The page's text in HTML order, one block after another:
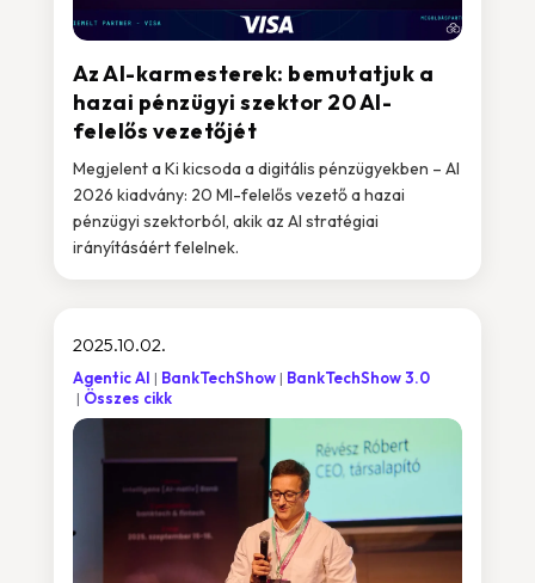
Az AI-karmesterek: bemutatjuk a
hazai pénzügyi szektor 20 AI-
felelős vezetőjét
Megjelent a Ki kicsoda a digitális pénzügyekben – AI
2026 kiadvány: 20 MI-felelős vezető a hazai
pénzügyi szektorból, akik az AI stratégiai
irányításáért felelnek.
2025.10.02.
Agentic AI BankTechShow
BankTechShow 3.0
Összes cikk